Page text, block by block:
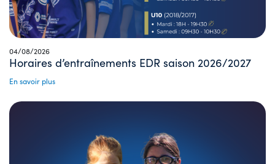
04/08/2026
Horaires d’entraînements EDR saison 2026/2027
En savoir plus